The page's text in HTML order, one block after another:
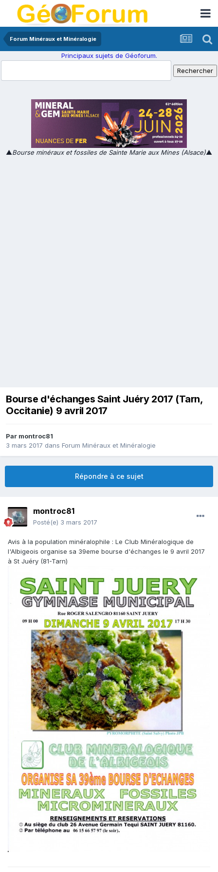
Forum Minéraux et Minéralogie
Principaux sujets de Géoforum.
▲Bourse minéraux et fossiles de Sainte Marie aux Mines (Alsace)▲
Bourse d'échanges Saint Juéry 2017 (Tarn,
Occitanie) 9 avril 2017
Par montroc81
3 mars 2017 dans Forum Minéraux et Minéralogie
Répondre à ce sujet
montroc81
Posté(e) 3 mars 2017
Avis à la population minéralophile : Le Club Minéralogique de
l'Albigeois organise sa 39eme bourse d'échanges le 9 avril 2017
à St Juéry (81-Tarn)